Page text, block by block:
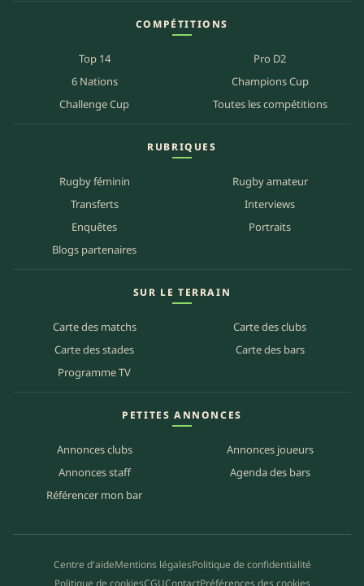
COMPÉTITIONS
Top 14
Pro D2
6 Nations
Champions Cup
Challenge Cup
Toutes les compétitions
RUBRIQUES
Rugby féminin
Rugby amateur
Transferts
Interviews
Enquêtes
Portraits
Blogs partenaires
SUR LE TERRAIN
Carte des matchs
Carte des clubs
Carte des stades
Carte des bars
Programme TV
PETITES ANNONCES
Annonces clubs
Annonces joueurs
Annonces staff
Agenda des bars
Référencer mon bar
Centre d'aideMentions légalesPolitique de confidentialité